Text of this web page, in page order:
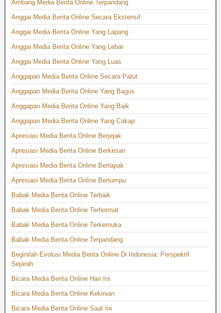
Ambang Media Berita Online Terpandang
Anggai Media Berita Online Secara Ekstensif
Anggai Media Berita Online Yang Lapang
Anggai Media Berita Online Yang Lebar
Anggai Media Berita Online Yang Luas
Anggapan Media Berita Online Secara Patut
Anggapan Media Berita Online Yang Bagus
Anggapan Media Berita Online Yang Baik
Anggapan Media Berita Online Yang Cakap
Apresiasi Media Berita Online Berjejak
Apresiasi Media Berita Online Berkesan
Apresiasi Media Berita Online Bertapak
Apresiasi Media Berita Online Bertumpu
Babak Media Berita Online Terbaik
Babak Media Berita Online Terhormat
Babak Media Berita Online Terkemuka
Babak Media Berita Online Terpandang
Beginilah Evolusi Media Berita Online Di Indonesia: Perspektif
Sejarah
Bicara Media Berita Online Hari Ini
Bicara Media Berita Online Kekinian
Bicara Media Berita Online Saat Ini